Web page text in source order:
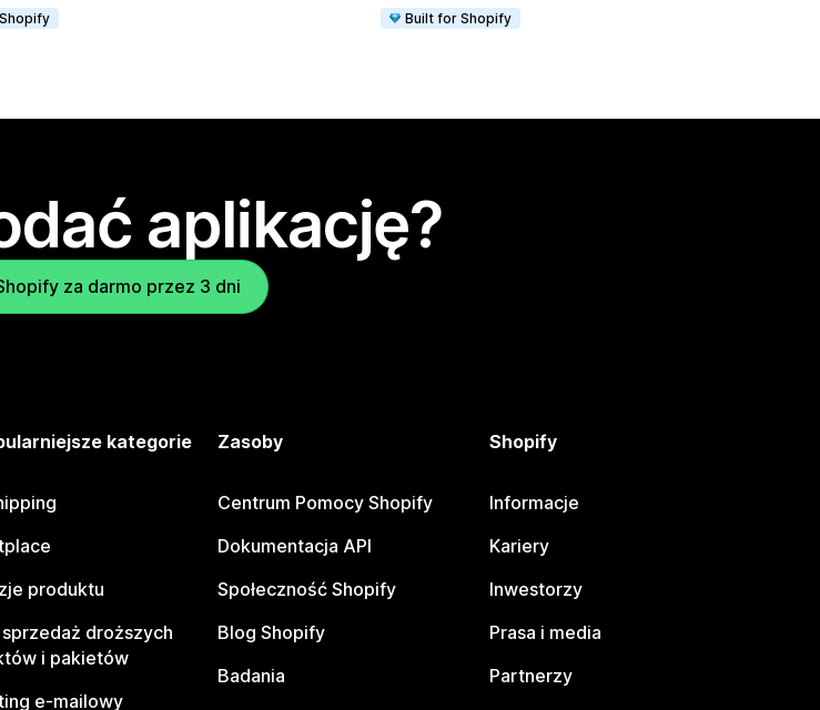
Built for Shopify
aplikację?
za darmo przez 3 dni
kategorie
produktu
droższych
i pakietów
e-mailowy
Zasoby
Centrum Pomocy Shopify
Dokumentacja API
Społeczność Shopify
Blog Shopify
Badania
Shopify
Informacje
Kariery
Inwestorzy
Prasa i media
Partnerzy